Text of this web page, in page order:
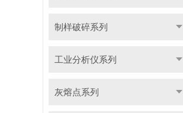
制样破碎系列
工业分析仪系列
灰熔点系列